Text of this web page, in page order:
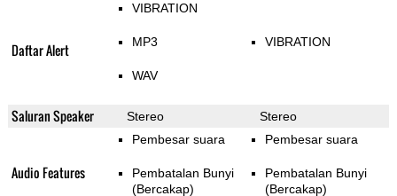
Daftar Alert
VIBRATION
MP3
WAV
VIBRATION
Saluran Speaker Stereo Stereo
Audio Features
Pembesar suara
Pembatalan Bunyi
(Bercakap)
Pembesar suara
Pembatalan Bunyi
(Bercakap)